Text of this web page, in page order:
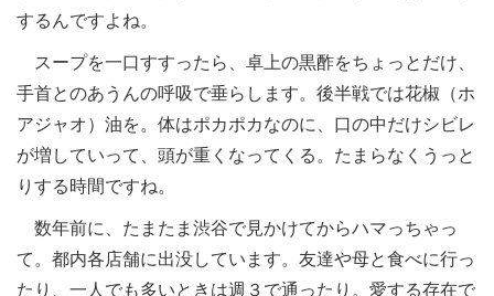
するんですよね。
スープを一口すすったら、卓上の黒酢をちょっとだけ、
手首とのあうんの呼吸で垂らします。後半戦では花椒（ホ
アジャオ）油を。体はポカポカなのに、口の中だけシビレ
が増していって、頭が重くなってくる。たまらなくうっと
りする時間ですね。
数年前に、たまたま渋谷で見かけてからハマっちゃっ
て。都内各店舗に出没しています。友達や母と食べに行っ
たり、一人でも多いときは週３で通ったり。愛する存在で